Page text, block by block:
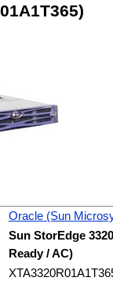
Oracle (Sun
Sun StorEdge
Ready / AC)